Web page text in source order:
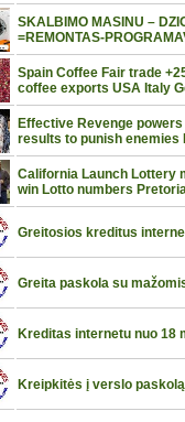
SKALBIMO MASINU –
=REMONTAS-
Spain Coffee Fair trade
coffee exports USA Italy
Effective Revenge
results to punish enemies
California Launch Lottery
win Lotto numbers
Greitosios kreditus
Greita paskola su
Kreditas internetu nuo 18
Kreipkitės į verslo